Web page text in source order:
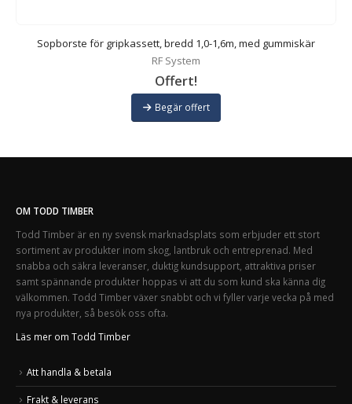
Sopborste för gripkassett, bredd 1,0-1,6m, med gummiskär
RF System
Offert!
Begär offert
OM TODD TIMBER
Todd Timber är en ny svensk marknadsplats som erbjuder ett stort
sortiment av produkter inom skog, lantbruk och entreprenad. Med
snabba och säkra leveranser, duktig kundsupport, attraktiva priser
samt spännande produkter hoppas vi att du som kund ska känna dig
välkommen. Todd Timber växer snabbt och vi fyller varje vecka på med
nya produkter, så besök oss ofta.
Läs mer om Todd Timber
Att handla & betala
Frakt & leverans